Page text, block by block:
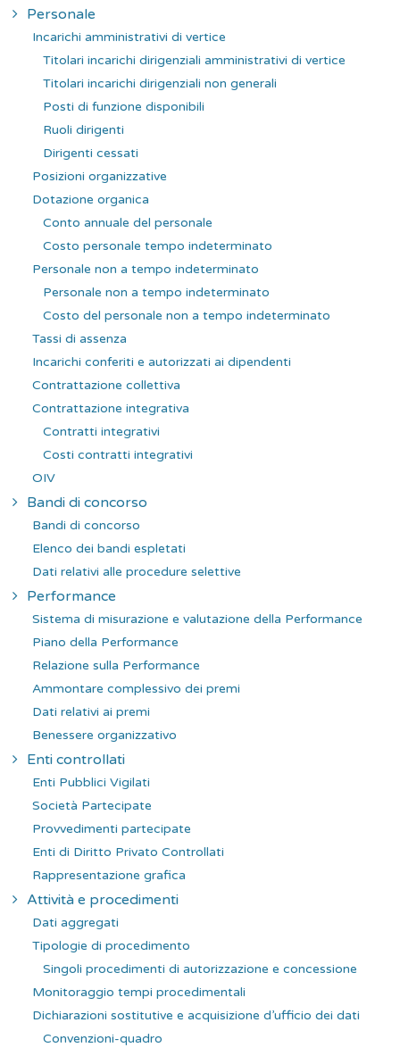
Personale
Incarichi amministrativi di vertice
Titolari incarichi dirigenziali amministrativi di vertice
Titolari incarichi dirigenziali non generali
Posti di funzione disponibili
Ruoli dirigenti
Dirigenti cessati
Posizioni organizzative
Dotazione organica
Conto annuale del personale
Costo personale tempo indeterminato
Personale non a tempo indeterminato
Personale non a tempo indeterminato
Costo del personale non a tempo indeterminato
Tassi di assenza
Incarichi conferiti e autorizzati ai dipendenti
Contrattazione collettiva
Contrattazione integrativa
Contratti integrativi
Costi contratti integrativi
OIV
Bandi di concorso
Bandi di concorso
Elenco dei bandi espletati
Dati relativi alle procedure selettive
Performance
Sistema di misurazione e valutazione della Performance
Piano della Performance
Relazione sulla Performance
Ammontare complessivo dei premi
Dati relativi ai premi
Benessere organizzativo
Enti controllati
Enti Pubblici Vigilati
Società Partecipate
Provvedimenti partecipate
Enti di Diritto Privato Controllati
Rappresentazione grafica
Attività e procedimenti
Dati aggregati
Tipologie di procedimento
Singoli procedimenti di autorizzazione e concessione
Monitoraggio tempi procedimentali
Dichiarazioni sostitutive e acquisizione d’ufficio dei dati
Convenzioni-quadro